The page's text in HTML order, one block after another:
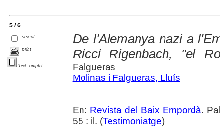
5 / 6
select
print
Text complet
De l'Alemanya nazi a
Ricci Rigenbach, "el
Falgueras
Molinas i Falgueras, Lluís
En: Revista del Baix Empordà.
55 : il. (Testimoniatge)